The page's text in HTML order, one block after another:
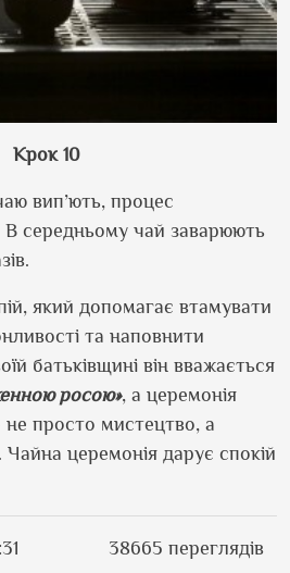
Крок 10
вип’ють, процес
В середньому чай заварюють
який допомагає втамувати
та наповнити
батьківщині він вважається
росою», а церемонія
просто мистецтво, а
церемонія дарує спокій
38665 переглядів